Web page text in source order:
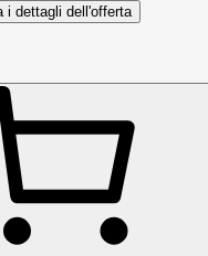
i dettagli dell'offerta